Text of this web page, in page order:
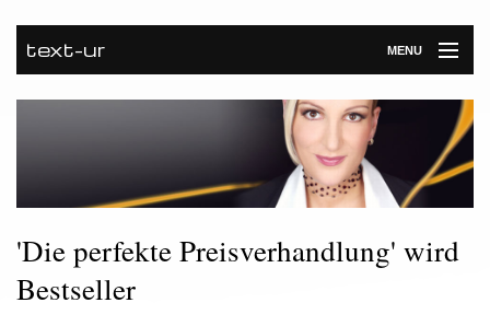
text-ur MENU
Startseite
Referenzen
Kontakt
'Die perfekte Preisverhandlung' wird
Bestseller